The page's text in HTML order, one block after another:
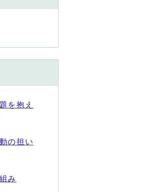
を抱え
の担い
み